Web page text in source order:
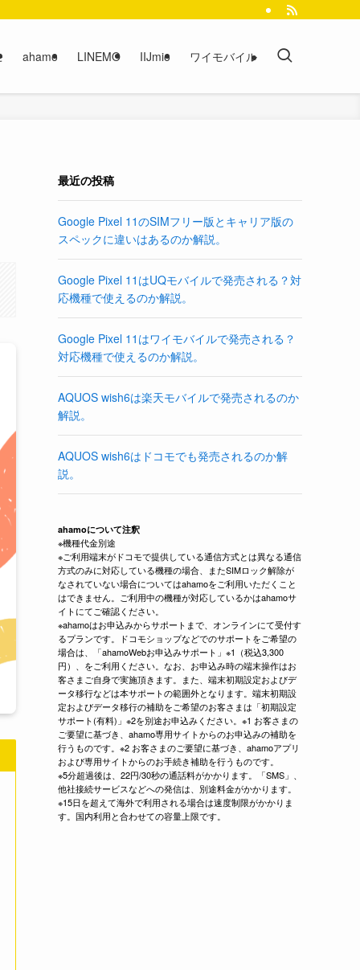
ahamo LINEMO IIJmio ワイモバイル
最近の投稿
Google Pixel 11のSIMフリー版とキャリア版の
スペックに違いはあるのか解説。
Google Pixel 11はUQモバイルで発売される？対
応機種で使えるのか解説。
Google Pixel 11はワイモバイルで発売される？
対応機種で使えるのか解説。
AQUOS wish6は楽天モバイルで発売されるのか
解説。
AQUOS wish6はドコモでも発売されるのか解
説。
ahamoについて注釈
※機種代金別途
※ご利用端末がドコモで提供している通信方式とは異なる通信
方式のみに対応している機種の場合、またSIMロック解除が
なされていない場合についてはahamoをご利用いただくこと
はできません。ご利用中の機種が対応しているかはahamoサ
イトにてご確認ください。
※ahamoはお申込みからサポートまで、オンラインにて受付す
るプランです。ドコモショップなどでのサポートをご希望の
場合は、「ahamoWebお申込みサポート」※1（税込3,300
円）、をご利用ください。なお、お申込み時の端末操作はお
客さまご自身で実施頂きます。また、端末初期設定およびデ
ータ移行などは本サポートの範囲外となります。端末初期設
定およびデータ移行の補助をご希望のお客さまは「初期設定
サポート(有料)」※2を別途お申込みください。※1 お客さまの
ご要望に基づき、ahamo専用サイトからのお申込みの補助を
行うものです。※2 お客さまのご要望に基づき、ahamoアプリ
および専用サイトからのお手続き補助を行うものです。
※5分超過後は、22円/30秒の通話料がかかります。「SMS」、
他社接続サービスなどへの発信は、別途料金がかかります。
※15日を超えて海外で利用される場合は速度制限がかかりま
す。国内利用と合わせての容量上限です。